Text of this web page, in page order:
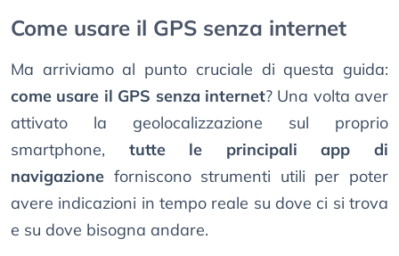
Come usare il GPS senza internet
Ma arriviamo al punto cruciale di questa guida:
come usare il GPS senza internet? Una volta aver
attivato la geolocalizzazione sul proprio
smartphone, tutte le principali app di
navigazione forniscono strumenti utili per poter
avere indicazioni in tempo reale su dove ci si trova
e su dove bisogna andare.